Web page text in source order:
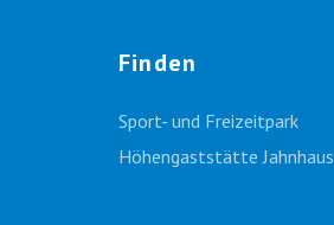
Finden
Sport- und Freizeitpark
Höhengaststätte Jahnhaus